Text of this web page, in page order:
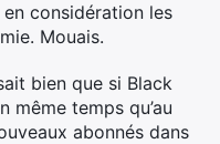
considération les
Mouais.
bien que si Black
même temps qu’au
abonnés dans